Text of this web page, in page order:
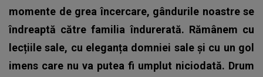
momente de grea încercare, gândurile noastre se
îndreaptă către familia îndurerată. Rămânem cu
lecțiile sale, cu eleganța domniei sale și cu un gol
imens care nu va putea fi umplut niciodată. Drum